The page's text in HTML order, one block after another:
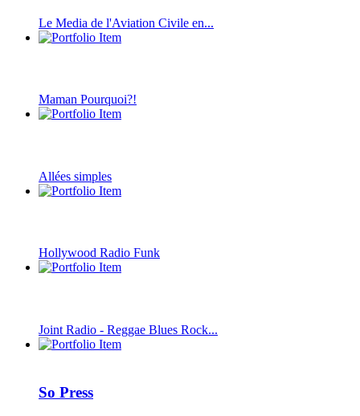
Le Media de l'Aviation Civile en...
Maman Pourquoi?!
Allées simples
Hollywood Radio Funk
Joint Radio - Reggae Blues Rock...
So Press